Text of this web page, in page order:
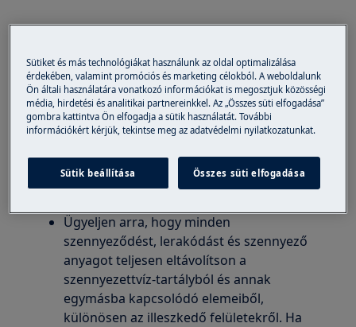
Megoldás
A csökkent légáramlás mérsékelte a szívóerőt, ami
vízszivárgást is okozott.
Ürítse ki a porgyűjtő tartályt, és tisztítsa
meg a szűrőketa használati útmutatóban
Tisztítsa meg alaposan a szennyezett
a használati útmutatóban
Ügyeljen arra, hogy minden
szennyeződést, lerakódást és szennyező
anyagot teljesen eltávolítson a
szennyezettvíz-tartályból és annak
egymásba kapcsolódó elemeiből,
különösen az illeszkedő felületekről. Ha
Sütiket és más technológiákat használunk az oldal optimalizálása
érdekében, valamint promóciós és marketing célokból. A weboldalunk
Ön általi használatára vonatkozó információkat is megosztjuk közösségi
média, hirdetési és analitikai partnereinkkel. Az „Összes süti elfogadása”
gombra kattintva Ön elfogadja a sütik használatát. További
információkért kérjük, tekintse meg az adatvédelmi nyilatkozatunkat.
Sütik beállítása Összes süti elfogadása